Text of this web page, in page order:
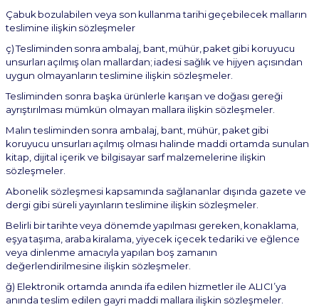
Çabuk bozulabilen veya son kullanma tarihi geçebilecek malların
teslimine ilişkin sözleşmeler
ç)Tesliminden sonra ambalaj, bant, mühür, paketgibi koruyucu
unsurları açılmış olan mallardan; iadesi sağlık ve hijyen açısından
uygun olmayanların teslimine ilişkin sözleşmeler.
Tesliminden sonra başka ürünlerle karışan ve doğası gereği
ayrıştırılması mümkün olmayan mallara ilişkin sözleşmeler.
Malın tesliminden sonra ambalaj, bant, mühür, paket gibi
koruyucu unsurları açılmış olması halinde maddi ortamda sunulan
kitap, dijital içerik ve bilgisayar sarf malzemelerine ilişkin
sözleşmeler.
Abonelik sözleşmesi kapsamında sağlananlar dışında gazete ve
dergi gibi süreli yayınların teslimine ilişkin sözleşmeler.
Belirli birtarihte veya dönemde yapılması gereken, konaklama,
eşya taşıma, araba kiralama, yiyecek içecek tedariki ve eğlence
veya dinlenme amacıyla yapılan boş zamanın
değerlendirilmesine ilişkin sözleşmeler.
ğ) Elektronik ortamda anında ifa edilen hizmetler ile ALICI’ya
anında teslim edilen gayri maddi mallara ilişkin sözleşmeler.